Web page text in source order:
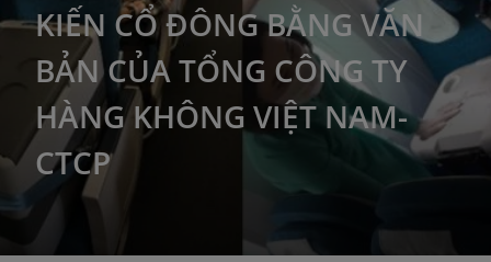
KIẾN CỔ ĐÔNG BẰNG VĂN
BẢN CỦA TỔNG CÔNG TY
HÀNG KHÔNG VIỆT NAM-
CTCP